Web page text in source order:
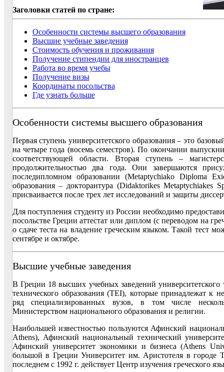
Заголовки статей по стране:
Особенности системы высшего образования
Высшие учебные заведения
Стоимость обучения и проживания
Получение стипендии для иностранцев
Работа во время учебы
Получение визы
Координаты посольства
Где узнать больше
Особенности системы высшего образования
Первая ступень университетского образования – это
на четыре года (восемь семестров). По окончании
соответствующей области. Вторая ступень –
продолжительностью два года. Они завершаются
последипломном образовании (Metaptychiako Diploma
образования – докторантура (Didaktorikes Metaptychiakes
присваивается после трех лет исследований и защиты
Для поступления студенту из России необходимо
посольстве Греции аттестат или диплом (с переводом на
о сдаче теста на владение греческим языком. Такой тест
сентябре и октябре.
Высшие учебные заведения
В Греции 18 высших учебных заведений
технического образования (TEI), которые принадлежат к
ряд специализированных вузов, в том числе
Министерством национального образования и религии.
Наибольшей известностью пользуются Афинский
Athens), Афинский национальный технический
Афинский университет экономики и бизнеса (Athens
большой в Греции Университет им. Аристотеля в городе
последнем с 1992 г. действует Центр изучения греческого